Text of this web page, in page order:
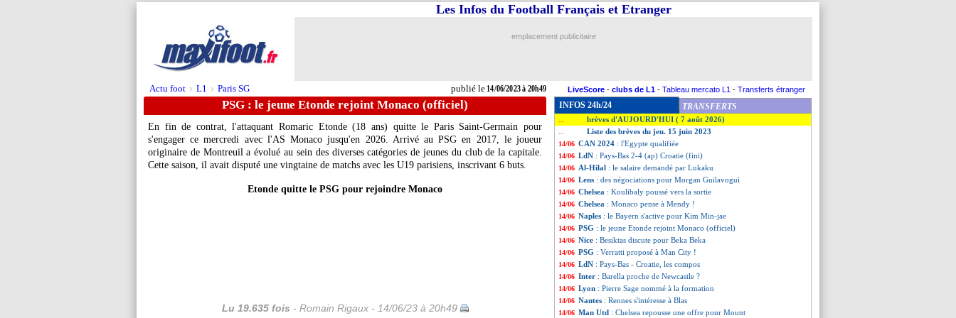
Actu foot > L1 > Paris SG publié le14/06/2023 à 20h49
Les Infos du Football Français et Etranger
emplacement publicitaire
LiveScore - clubs de L1 - Tableau mercato L1 - Transferts étranger
PSG : le jeune Etonde rejoint Monaco (officiel)
En fin de contrat, l'attaquant Romaric Etonde (18 ans) quitte le Paris Saint-Germain pour
s'engager ce mercredi avec l'AS Monaco jusqu'en 2026. Arrivé au PSG en 2017, le joueur
originaire de Montreuil a évolué au sein des diverses catégories de jeunes du club de la capitale.
Cette saison, il avait disputé une vingtaine de matchs avec les U19 parisiens, inscrivant 6 buts.
Etonde quitte le PSG pour rejoindre Monaco
Lu 19.635 fois - Romain Rigaux - 14/06/23 à 20h49
INFOS 24h/24 TRANSFERTS
brèves d'AUJOURD'HUI ( 7 août 2026)
Liste des brèves du jeu. 15 juin 2023
14/06 CAN 2024 : l'Egypte qualifiée
14/06 LdN : Pays-Bas 2-4 (ap) Croatie (fini)
14/06 Al-Hilal : le salaire demandé par Lukaku
14/06 Lens : des négociations pour Morgan Guilavogui
14/06 Chelsea : Koulibaly poussé vers la sortie
14/06 Chelsea : Monaco pense à Mendy !
14/06 Naples : le Bayern s'active pour Kim Min-jae
14/06 PSG : le jeune Etonde rejoint Monaco (officiel)
14/06 Nice : Besiktas discute pour Beka Beka
14/06 PSG : Verratti proposé à Man City !
14/06 LdN : Pays-Bas - Croatie, les compos
14/06 Inter : Barella proche de Newcastle ?
14/06 Lyon : Pierre Sage nommé à la formation
14/06 Nantes : Rennes s'intéresse à Blas
14/06 Man Utd : Chelsea repousse une offre pour Mount